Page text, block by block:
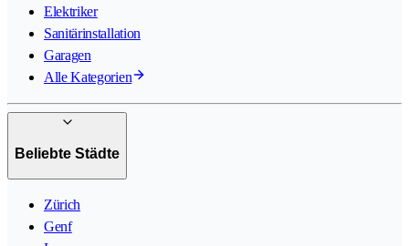
Elektriker
Sanitärinstallation
Garagen
Alle Kategorien
Beliebte Städte
Zürich
Genf